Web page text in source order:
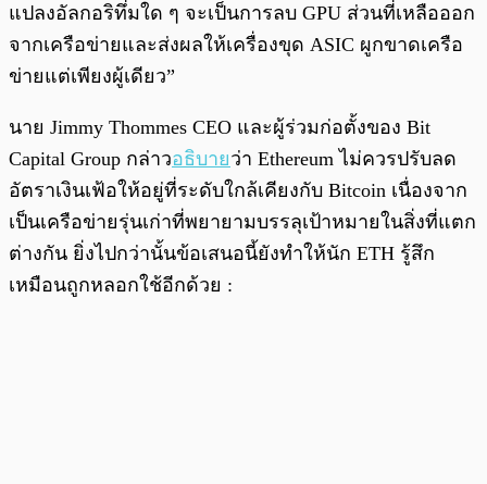
แปลงอัลกอริทึ่มใด ๆ จะเป็นการลบ GPU ส่วนที่เหลือออก
จากเครือข่ายและส่งผลให้เครื่องขุด ASIC ผูกขาดเครือ
ข่ายแต่เพียงผู้เดียว”
นาย Jimmy Thommes CEO และผู้ร่วมก่อตั้งของ Bit
Capital Group กล่าวอธิบายว่า Ethereum ไม่ควรปรับลด
อัตราเงินเฟ้อให้อยู่ที่ระดับใกล้เคียงกับ Bitcoin เนื่องจาก
เป็นเครือข่ายรุ่นเก่าที่พยายามบรรลุเป้าหมายในสิ่งที่แตก
ต่างกัน ยิ่งไปกว่านั้นข้อเสนอนี้ยังทำให้นัก ETH รู้สึก
เหมือนถูกหลอกใช้อีกด้วย :